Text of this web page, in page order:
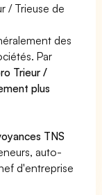
/ Trieuse de
des
Par
Trieur /
plus
TNS
auto-
d'entreprise